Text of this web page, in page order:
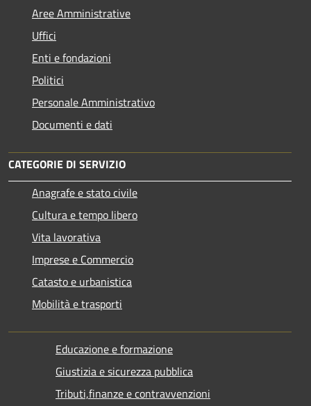
Aree Amministrative
Uffici
Enti e fondazioni
Politici
Personale Amministrativo
Documenti e dati
CATEGORIE DI SERVIZIO
Anagrafe e stato civile
Cultura e tempo libero
Vita lavorativa
Imprese e Commercio
Catasto e urbanistica
Mobilità e trasporti
Educazione e formazione
Giustizia e sicurezza pubblica
Tributi,finanze e contravvenzioni